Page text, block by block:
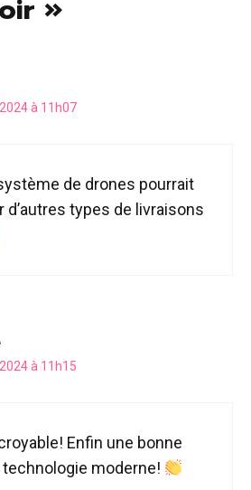
»
à 11h07
de drones pourrait
d’autres types de livraisons
à 11h15
Enfin une bonne
moderne!